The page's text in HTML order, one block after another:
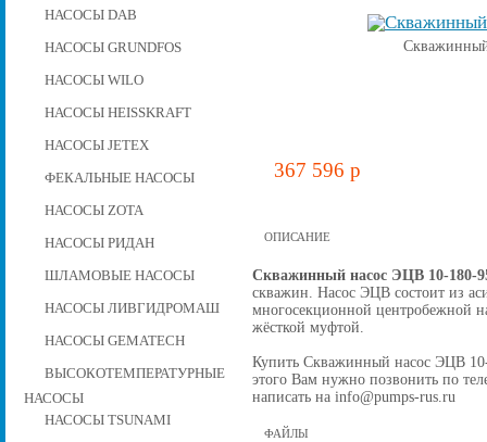
НАСОСЫ DAB
НАСОСЫ GRUNDFOS
НАСОСЫ WILO
НАСОСЫ HEISSKRAFT
НАСОСЫ JETEX
ФЕКАЛЬНЫЕ НАСОСЫ
НАСОСЫ ZOTA
НАСОСЫ РИДАН
ШЛАМОВЫЕ НАСОСЫ
НАСОСЫ ЛИВГИДРОМАШ
НАСОСЫ GEMATECH
ВЫСОКОТЕМПЕРАТУРНЫЕ
НАСОСЫ
НАСОСЫ TSUNAMI
367 596 p
ОПИСАНИЕ
Скважинный насос ЭЦВ 10-180-
скважин. Насос ЭЦВ состоит из
многосекционной центробежной
жёсткой муфтой.
Купить Скважинный насос ЭЦВ
этого Вам нужно позвонить по
написать на info@pumps-rus.ru
ФАЙЛЫ